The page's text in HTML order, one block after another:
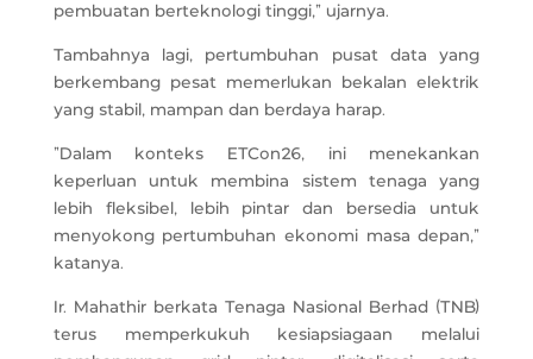
pembuatan berteknologi tinggi,“ ujarnya.
Tambahnya lagi, pertumbuhan pusat data yang
berkembang pesat memerlukan bekalan elektrik
yang stabil, mampan dan berdaya harap.
“Dalam konteks ETCon26, ini menekankan
keperluan untuk membina sistem tenaga yang
lebih fleksibel, lebih pintar dan bersedia untuk
menyokong pertumbuhan ekonomi masa depan,”
katanya.
Ir. Mahathir berkata Tenaga Nasional Berhad (TNB)
terus memperkukuh kesiapsiagaan melalui